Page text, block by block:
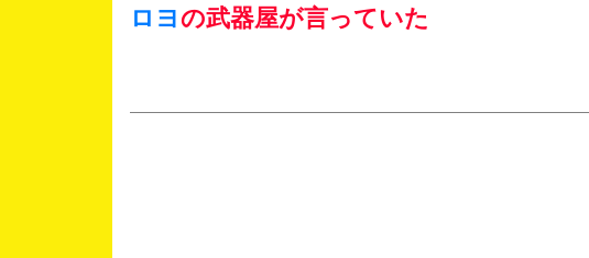
ロヨの武器屋が言っていた